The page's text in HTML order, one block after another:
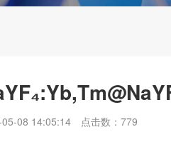
其他产品
08 14:05:14 点击数： 779